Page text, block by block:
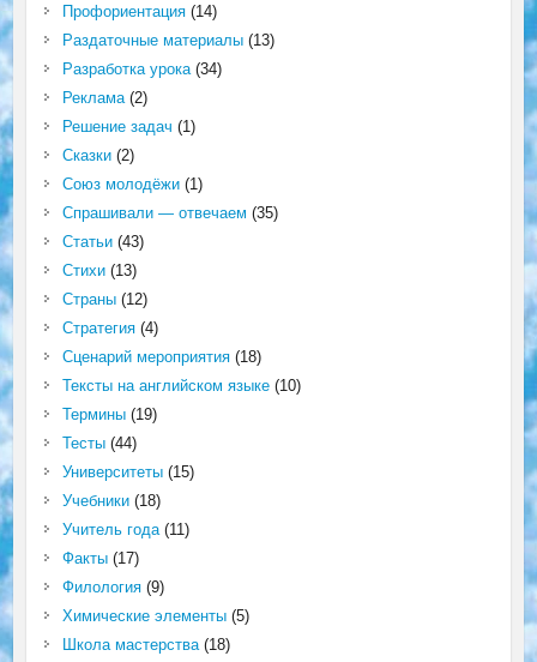
Профориентация(14)
Раздаточные материалы(13)
Разработка урока(34)
Реклама(2)
Решение задач (1)
Сказки(2)
Союз молодёжи(1)
Спрашивали — отвечаем (35)
Статьи(43)
Стихи(13)
Страны(12)
Стратегия(4)
Сценарий мероприятия(18)
Тексты на английском языке(10)
Термины(19)
Тесты(44)
Университеты(15)
Учебники(18)
Учитель года(11)
Факты(17)
Филология(9)
Химические элементы(5)
Школа мастерства(18)